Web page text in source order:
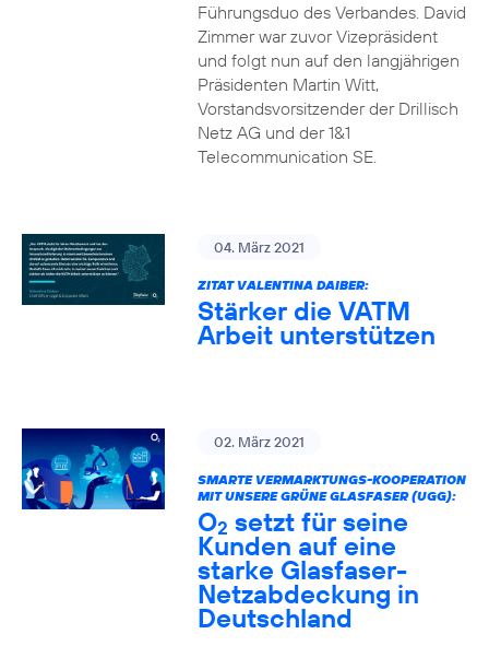
Führungsduo des Verbandes. David
Zimmer war zuvor Vizepräsident
und folgt nun auf den langjährigen
Präsidenten Martin Witt,
Vorstandsvorsitzender der Drillisch
Netz AG und der 1&1
Telecommunication SE.
04. März 2021
ZITAT VALENTINA DAIBER:
Stärker die VATM
Arbeit unterstützen
02. März 2021
SMARTE VERMARKTUNGS-KOOPERATION
MIT UNSERE GRÜNE GLASFASER (UGG):
O2 setzt für seine
Kunden auf eine
starke Glasfaser-
Netzabdeckung in
Deutschland